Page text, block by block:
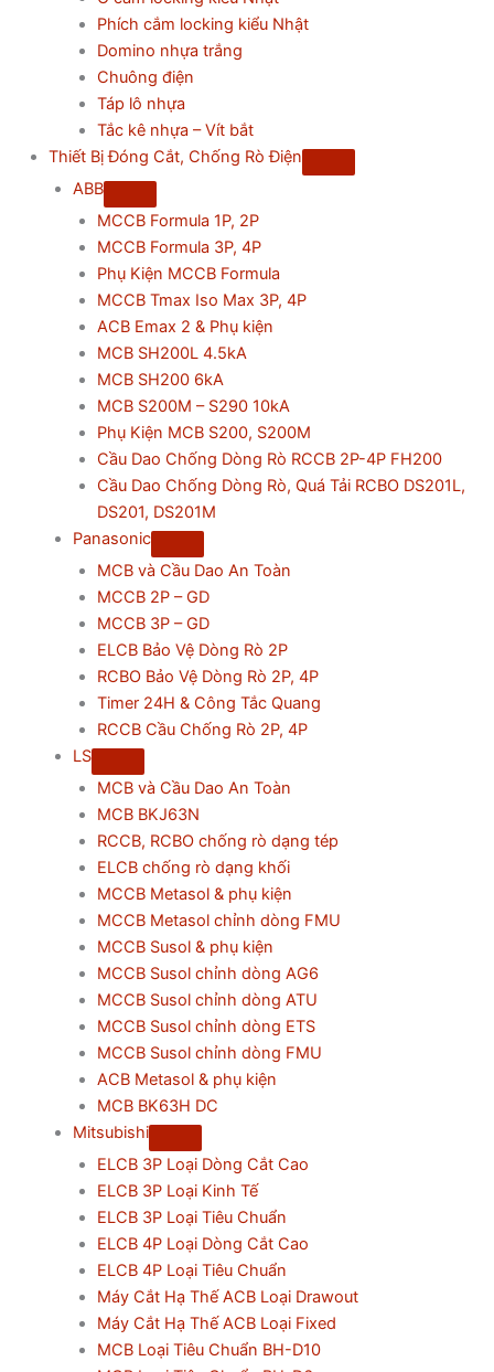
Phích cắm locking kiểu Nhật
Domino nhựa trắng
Chuông điện
Táp lô nhựa
Tắc kê nhựa – Vít bắt
Thiết Bị Đóng Cắt, Chống Rò Điện
ABB
MCCB Formula 1P, 2P
MCCB Formula 3P, 4P
Phụ Kiện MCCB Formula
MCCB Tmax Iso Max 3P, 4P
ACB Emax 2 & Phụ kiện
MCB SH200L 4.5kA
MCB SH200 6kA
MCB S200M – S290 10kA
Phụ Kiện MCB S200, S200M
Cầu Dao Chống Dòng Rò RCCB 2P-4P FH200
Cầu Dao Chống Dòng Rò, Quá Tải RCBO DS201L,
DS201, DS201M
Panasonic
MCB và Cầu Dao An Toàn
MCCB 2P – GD
MCCB 3P – GD
ELCB Bảo Vệ Dòng Rò 2P
RCBO Bảo Vệ Dòng Rò 2P, 4P
Timer 24H & Công Tắc Quang
RCCB Cầu Chống Rò 2P, 4P
LS
MCB và Cầu Dao An Toàn
MCB BKJ63N
RCCB, RCBO chống rò dạng tép
ELCB chống rò dạng khối
MCCB Metasol & phụ kiện
MCCB Metasol chỉnh dòng FMU
MCCB Susol & phụ kiện
MCCB Susol chỉnh dòng AG6
MCCB Susol chỉnh dòng ATU
MCCB Susol chỉnh dòng ETS
MCCB Susol chỉnh dòng FMU
ACB Metasol & phụ kiện
MCB BK63H DC
Mitsubishi
ELCB 3P Loại Dòng Cắt Cao
ELCB 3P Loại Kinh Tế
ELCB 3P Loại Tiêu Chuẩn
ELCB 4P Loại Dòng Cắt Cao
ELCB 4P Loại Tiêu Chuẩn
Máy Cắt Hạ Thế ACB Loại Drawout
Máy Cắt Hạ Thế ACB Loại Fixed
MCB Loại Tiêu Chuẩn BH-D10